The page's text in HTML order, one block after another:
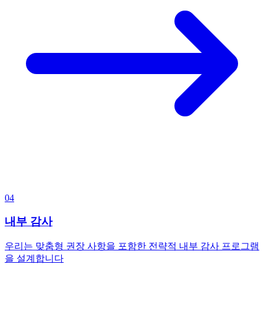
04
내부 감사
우리는 맞춤형 권장 사항을 포함한 전략적 내부 감사 프로그램
을 설계합니다